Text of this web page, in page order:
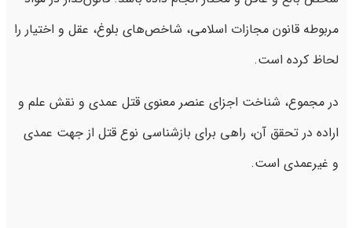
مربوطه قانون مجازات اسلامی، شاخص‌های بلوغ، عقل و اختیار را
لحاظ کرده است.
در مجموع، شناخت اجزای عنصر معنوی قتل عمدی و نقش علم و
اراده در تحقق آن، راهی برای بازشناسی نوع قتل از جهت عمدی
و غیرعمدی است.